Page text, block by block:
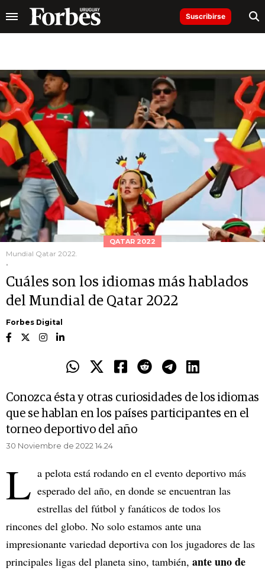
Suscribirse
QATAR 2022
Mundial Qatar 2022.
.
Cuáles son los idiomas más hablados
del Mundial de Qatar 2022
Forbes Digital
Conozca ésta y otras curiosidades de los idiomas
que se hablan en los países participantes en el
torneo deportivo del año
30 Noviembre de 2022 14.24
L a pelota está rodando en el evento deportivo más
esperado del año, en donde se encuentran las
estrellas del fútbol y fanáticos de todos los
rincones del globo. No solo estamos ante una
impresionante variedad deportiva con los jugadores de las
principales ligas del planeta sino, también, ante uno de